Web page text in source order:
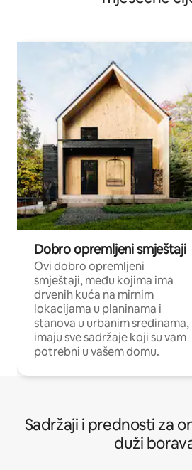
Dobro opremljeni smještaji
Ovi dobro opremljeni
smještaji, među kojima ima
drvenih kuća na mirnim
lokacijama u planinama i
stanova u urbanim sredinama,
imaju sve sadržaje koji su vam
potrebni u vašem domu.
Sadržaji i prednosti za
duži